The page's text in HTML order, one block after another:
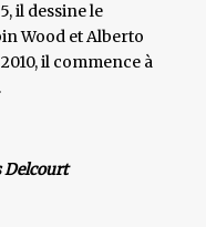
il dessine le
Wood et Alberto
il commence à
Delcourt